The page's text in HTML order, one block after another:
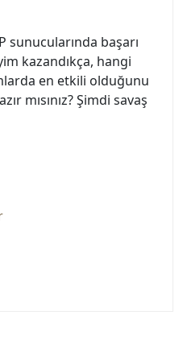
sunucularında başarı
kazandıkça, hangi
en etkili olduğunu
mısınız? Şimdi savaş